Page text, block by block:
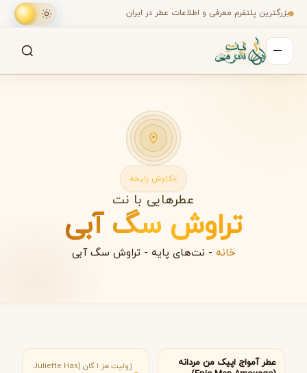
بزرگترین پلتفرم معرفی و اطلاعات عطر در ایران
کاوش رایحه
عطرهایی با نت
تراوش سگ آبی
خانه - نت‌های پایه -تراوش سگ آبی
عطر آمواج اپیک من مردانه
ژولیت هز ا گان (Juliette Has